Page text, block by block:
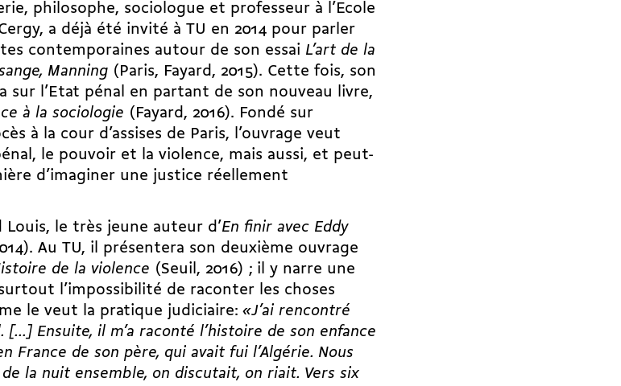
philosophe, sociologue et professeur à l’Ecole
a déjà été invité à TU en 2014 pour parler
contemporaines autour de son essai L’art de la
Manning(Paris, Fayard, 2015). Cette fois, son
l’Etat pénal en partant de son nouveau livre,
à la sociologie (Fayard, 2016). Fondé sur
à la cour d’assises de Paris, l’ouvrage veut
le pouvoir et la violence, mais aussi, et peut-
d’imaginer une justice réellement
Louis, le très jeune auteur d’En finir avec Eddy
Au TU, il présentera son deuxième ouvrage
de la violence (Seuil, 2016) ; il y narre une
l’impossibilité de raconter les choses
le veut la pratique judiciaire: «J’ai rencontré
[…] Ensuite, il m’a raconté l’histoire de son enfance
France de son père, qui avait fui l’Algérie. Nous
la nuit ensemble, on discutait, on riait. Vers six